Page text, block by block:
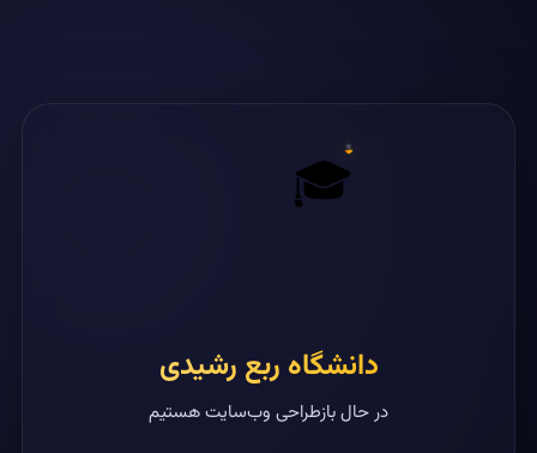
🎓
دانشگاه ربع رشیدی
در حال بازطراحی وب‌سایت هستیم